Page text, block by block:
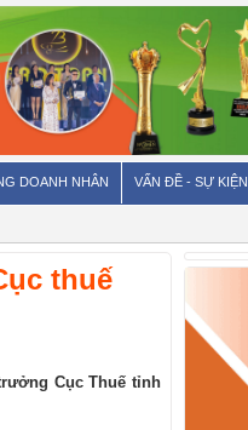
DOANH NHÂN VẤN ĐỀ - SỰ KIỆN
thuế
Cục Thuế tỉnh